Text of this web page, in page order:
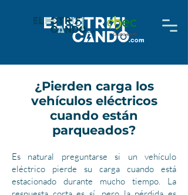
¿Pierden carga los
vehículos eléctricos
cuando están
parqueados?
Es natural preguntarse si un vehículo
eléctrico pierde su carga cuando está
estacionado durante mucho tiempo. La